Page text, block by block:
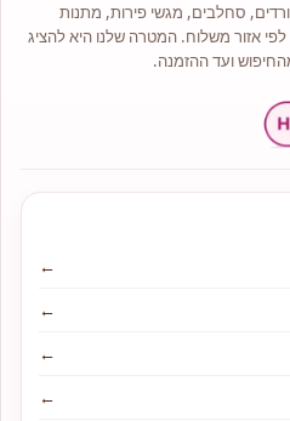
סחלבים, מגשי פירות, מתנות
לפי אזור משלוח. המטרה שלנו היא להציג
ועד ההזמנה.
←
←
←
←